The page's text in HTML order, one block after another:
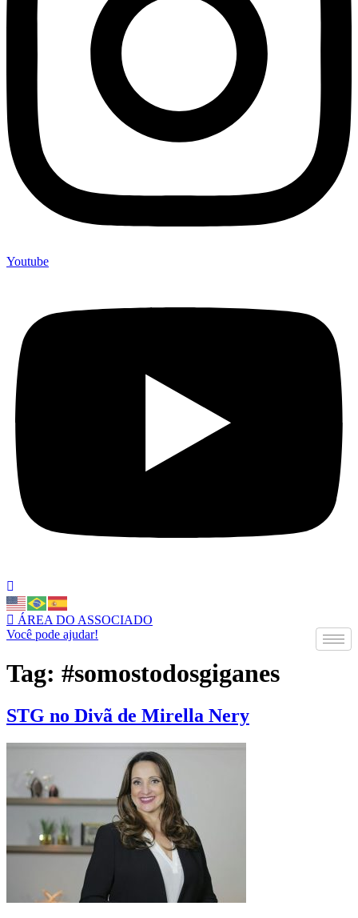
Youtube
ÁREA DO ASSOCIADO
Você pode ajudar!
Tag: #somostodosgiganes
STG no Divã de Mirella Nery